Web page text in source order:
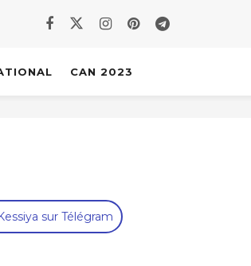
CAN 2023
sur Télégram